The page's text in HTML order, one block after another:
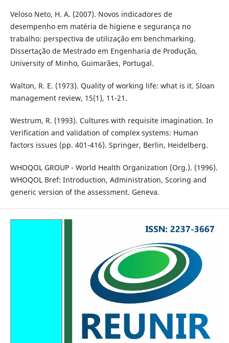
Veloso Neto, H. A. (2007). Novos indicadores de
desempenho em matéria de higiene e segurança no
trabalho: perspectiva de utilização em benchmarking.
Dissertação de Mestrado em Engenharia de Produção,
University of Minho, Guimarães, Portugal.
Walton, R. E. (1973). Quality of working life: what is it. Sloan
management review, 15(1), 11-21.
Westrum, R. (1993). Cultures with requisite imagination. In
Verification and validation of complex systems: Human
factors issues (pp. 401-416). Springer, Berlin, Heidelberg.
WHOQOL GROUP - World Health Organization (Org.). (1996).
WHOQOL Bref: Introduction, Administration, Scoring and
generic version of the assessment. Geneva.